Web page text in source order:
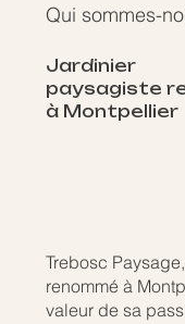
Qui sommes-
Jardinier
paysagiste
à Montpellier
Trebosc
renommé à
valeur de sa